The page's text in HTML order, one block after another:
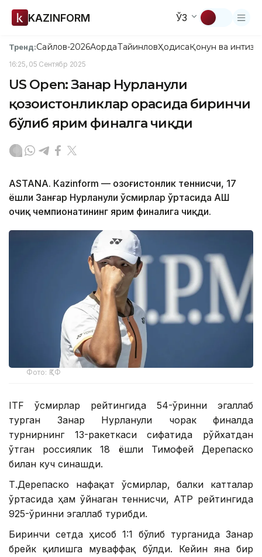
KAZINFORM ЎЗ
Тренд:Сайлов-2026АқордаТайинловҲодисаҚонун ва
16:25, 05 Сентябр 2025
US Open: Занғар Нурланули
қозоғистонликлар орасида биринчи
бўлиб ярим финалга чиқди
ASTANА. Кazinform — Қозоғистонлик теннисчи, 17
ёшли Занғар Нурланули ўсмирлар ўртасида АҚШ
очиқ чемпионатининг ярим финалига чиқди.
Фото: ҚТФ
ITF ўсмирлар рейтингида 54-ўринни эгаллаб
турган Занғар Нурланули чорак финалда
турнирнинг 13-ракеткаси сифатида рўйхатдан
ўтган россиялик 18 ёшли Тимофей Дерепаско
билан куч синашди.
Т.Дерепаско нафақат ўсмирлар, балки катталар
ўртасида ҳам ўйнаган теннисчи, АТР рейтингида
925-ўринни эгаллаб турибди.
Биринчи сетда ҳисоб 1:1 бўлиб турганида Занғар
брейк қилишга муваффақ бўлди. Кейин яна бир